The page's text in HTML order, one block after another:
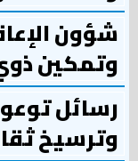
شؤون
وتمكين
رسائل
وترسيخ